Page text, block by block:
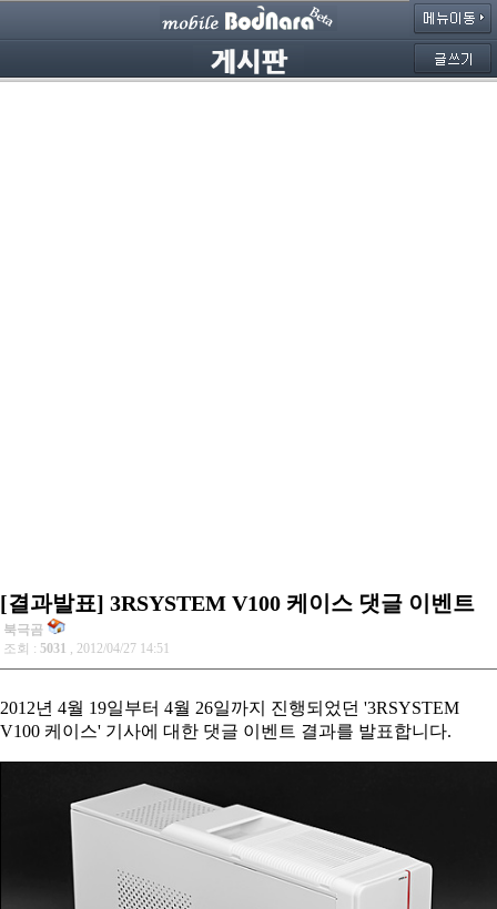
[결과발표] 3RSYSTEM V100 케이스 댓글 이벤트
북극곰
조회 : 5031 , 2012/04/27 14:51
2012년 4월 19일부터 4월 26일까지 진행되었던 '3RSYSTEM
V100 케이스' 기사에 대한 댓글 이벤트 결과를 발표합니다.